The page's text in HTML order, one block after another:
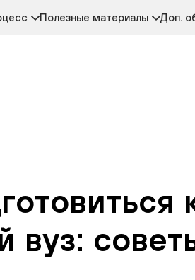
организации
активности
Полезные материалы
Ответы для школьников
Доп.
вуз: